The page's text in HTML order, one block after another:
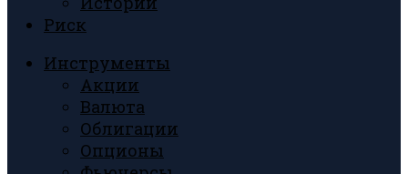
Риск
Инструменты
Акции
Валюта
Облигации
Опционы